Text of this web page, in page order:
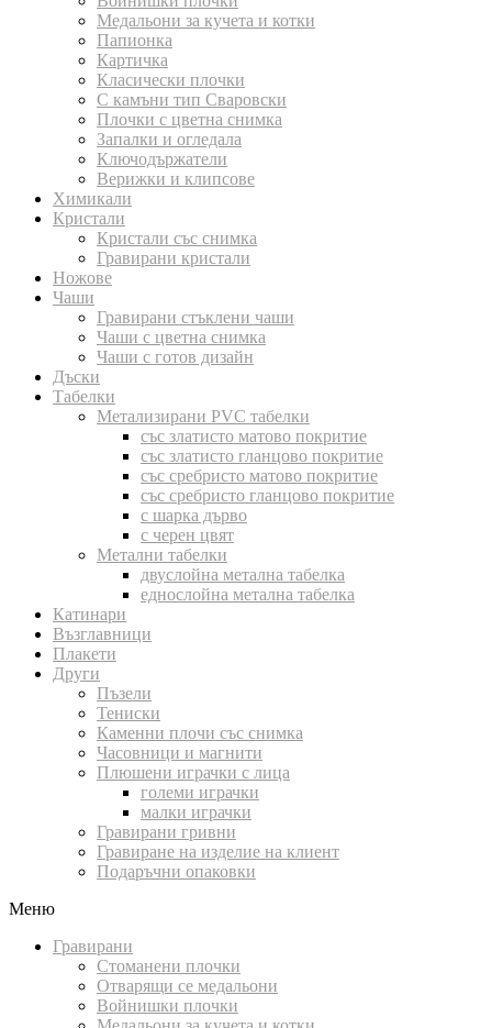
Медальони за кучета и котки
Папионка
Картичка
Класически плочки
С камъни тип Сваровски
Плочки с цветна снимка
Запалки и огледала
Ключодържатели
Верижки и клипсове
Химикали
Кристали
Кристали със снимка
Гравирани кристали
Ножове
Чаши
Гравирани стъклени чаши
Чаши с цветна снимка
Чаши с готов дизайн
Дъски
Табелки
Метализирани PVC табелки
със златисто матово покритие
със златисто гланцово покритие
със сребристо матово покритие
със сребристо гланцово покритие
с шарка дърво
с черен цвят
Метални табелки
двуслойна метална табелка
еднослойна метална табелка
Катинари
Възглавници
Плакети
Други
Пъзели
Тениски
Каменни плочи със снимка
Часовници и магнити
Плюшени играчки с лица
големи играчки
малки играчки
Гравирани гривни
Гравиране на изделие на клиент
Подаръчни опаковки
Меню
Гравирани
Стоманени плочки
Отварящи се медальони
Войнишки плочки